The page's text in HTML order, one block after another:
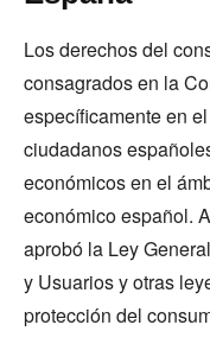
Los derechos del
consagrados en la
específicamente en
ciudadanos
económicos en el
económico español.
aprobó la Ley
y Usuarios y otras
protección del